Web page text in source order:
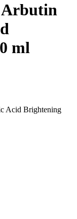
Arbutin
ml
Acid Brightening